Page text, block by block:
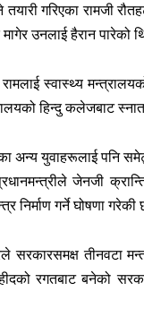
तयारी गरिएका रामजी
उनलाई हैरान पारेको
स्वास्थ्य
हिन्दु कलेजबाट
अन्य युवाहरूलाई पनि
जेनजी
निर्माण गर्ने घोषणा गरेकी
सरकारसमक्ष तीनवटा
रगतबाट बनेको